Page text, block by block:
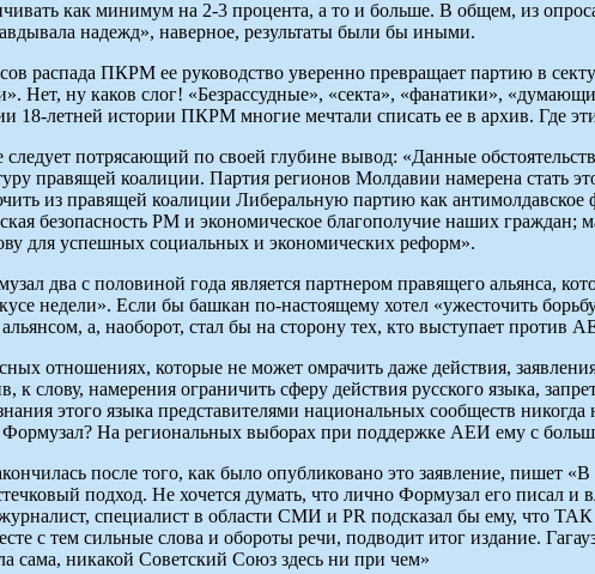
как минимум на 2-3 процента, а то и больше. В общем, из
надежд», наверное, результаты были бы иными.
ПКРМ ее руководство уверенно превращает партию в секту
Нет, ну каков слог! «Безрассудные», «секта», «фанатики»,
18-летней истории ПКРМ многие мечтали списать ее в архив. Где
потрясающий по своей глубине вывод: «Данные
правящей коалиции. Партия регионов Молдавии намерена
из правящей коалиции Либеральную партию как антимолдавское
безопасность РМ и экономическое благополучие наших граждан;
для успешных социальных и экономических реформ».
два с половиной года является партнером правящего альянса,
недели». Если бы башкан по-настоящему хотел «ужесточить
а, наоборот, стал бы на сторону тех, кто выступает
отношениях, которые не может омрачить даже действия,
слову, намерения ограничить сферу действия русского языка,
этого языка представителями национальных сообществ
На региональных выборах при поддержке АЕИ ему с
после того, как было опубликовано это заявление, пишет
подход. Не хочется думать, что лично Формузал его писал
специалист в области СМИ и PR подсказал бы ему, что
с тем сильные слова и обороты речи, подводит итог издание.
сама, никакой Советский Союз здесь ни при чем»